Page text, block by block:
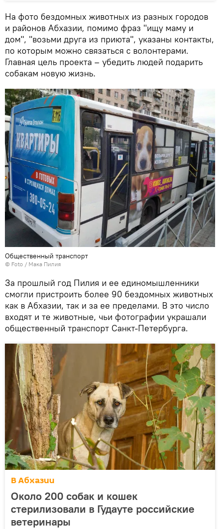
На фото бездомных животных из разных городов
и районов Абхазии, помимо фраз "ищу маму и
дом", "возьми друга из приюта", указаны контакты,
по которым можно связаться с волонтерами.
Главная цель проекта – убедить людей подарить
собакам новую жизнь.
Общественный транспорт
© Foto / Мака Пилия
За прошлый год Пилия и ее единомышленники
смогли пристроить более 90 бездомных животных
как в Абхазии, так и за ее пределами. В это число
входят и те животные, чьи фотографии украшали
общественный транспорт Санкт-Петербурга.
В Абхазии
Около 200 собак и кошек
стерилизовали в Гудауте российские
ветеринары